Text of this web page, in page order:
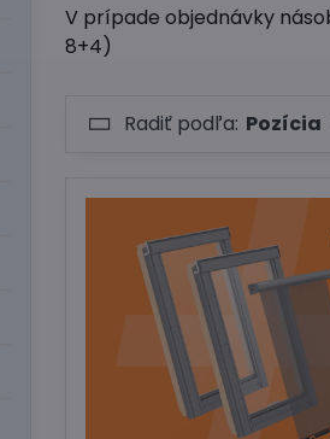
V prípade objednávky
8+4)
Radiť podľa: Pozícia